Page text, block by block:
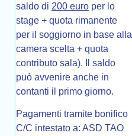
saldo di 200 euro per lo
stage + quota rimanente
per il soggiorno in base alla
camera scelta + quota
contributo sala). Il saldo
può avvenire anche in
contanti il primo giorno.
Pagamenti tramite bonifico
C/C intestato a: ASD TAO